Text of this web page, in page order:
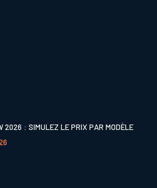
2026 : SIMULEZ LE PRIX PAR MODÈLE